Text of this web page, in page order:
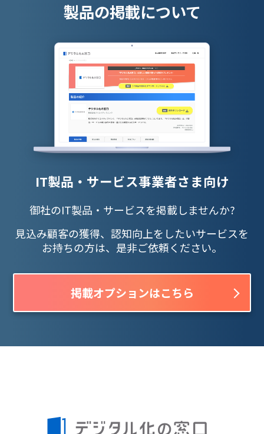
製品の掲載について
IT製品・サービス事業者さま向け
御社のIT製品・サービスを掲載しませんか?
見込み顧客の獲得、認知向上をしたいサービスを
お持ちの方は、是非ご依頼ください。
掲載オプションはこちら